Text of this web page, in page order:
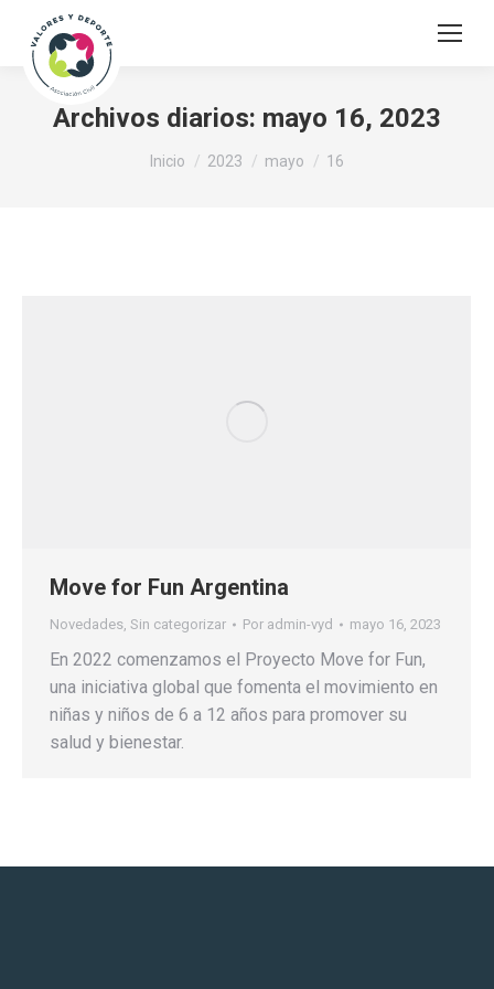
Archivos diarios: mayo 16, 2023
Estás aquí:
Inicio 2023 mayo 16
Move for Fun Argentina
Novedades, Sin categorizar Por admin-vyd mayo 16, 2023
En 2022 comenzamos el Proyecto Move for Fun,
una iniciativa global que fomenta el movimiento en
niñas y niños de 6 a 12 años para promover su
salud y bienestar.